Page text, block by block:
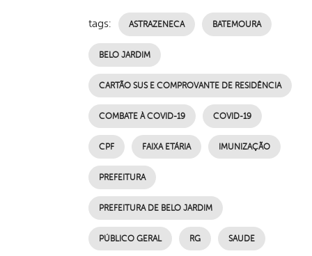
tags: ASTRAZENECA BATEMOURA
BELO JARDIM
CARTÃO SUS E COMPROVANTE DE RESIDÊNCIA
COMBATE À COVID-19 COVID-19
CPF FAIXA ETÁRIA IMUNIZAÇÃO
PREFEITURA
PREFEITURA DE BELO JARDIM
PÚBLICO GERAL RG SAUDE